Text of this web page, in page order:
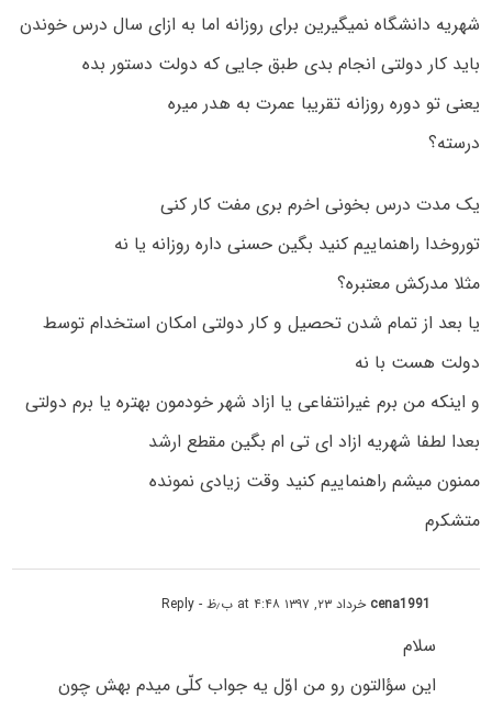
شهریه دانشگاه نمیگیرین برای روزانه اما به ازای سال درس خوندن
باید کار دولتی انجام بدی طبق جایی که دولت دستور بده
یعنی تو دوره روزانه تقریبا عمرت به هدر میره
درسته؟
یک مدت درس بخونی اخرم بری مفت کار کنی
توروخدا راهنماییم کنید بگین حسنی داره روزانه یا نه
مثلا مدرکش معتبره؟
یا بعد از تمام شدن تحصیل و کار دولتی امکان استخدام توسط
دولت هست با نه
و اینکه من برم غیرانتفاعی یا ازاد شهر خودمون بهتره یا برم دولتی
بعدا لطفا شهریه ازاد ای تی ام بگین مقطع ارشد
ممنون میشم راهنماییم کنید وقت زیادی نمونده
متشکرم
cena1991 خرداد ۲۳, ۱۳۹۷ at ۴:۴۸ ب٫ظ - Reply
سلام
این سؤالتون رو من اوّل یه جواب کلّی میدم بهش چون